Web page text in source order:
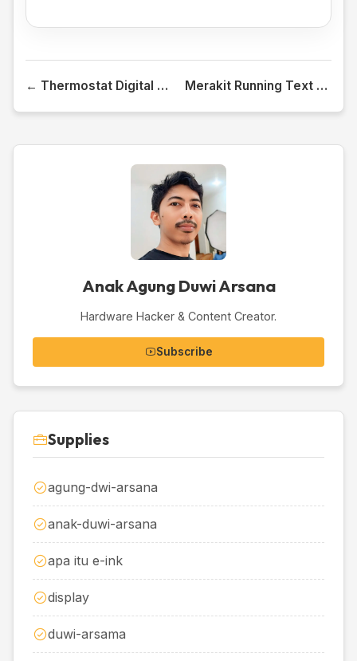
← Thermostat Digital Mesin Penetas Telur Merakit Running Text Sederhana →
Anak Agung Duwi Arsana
Hardware Hacker & Content Creator.
Subscribe
Supplies
agung-dwi-arsana
anak-duwi-arsana
apa itu e-ink
display
duwi-arsama